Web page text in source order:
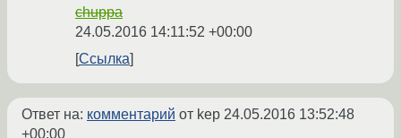
chuppa
24.05.2016 14:11:52 +00:00
Ссылка
Ответ на: комментарий от kep 24.05.2016 13:52:48
+00:00